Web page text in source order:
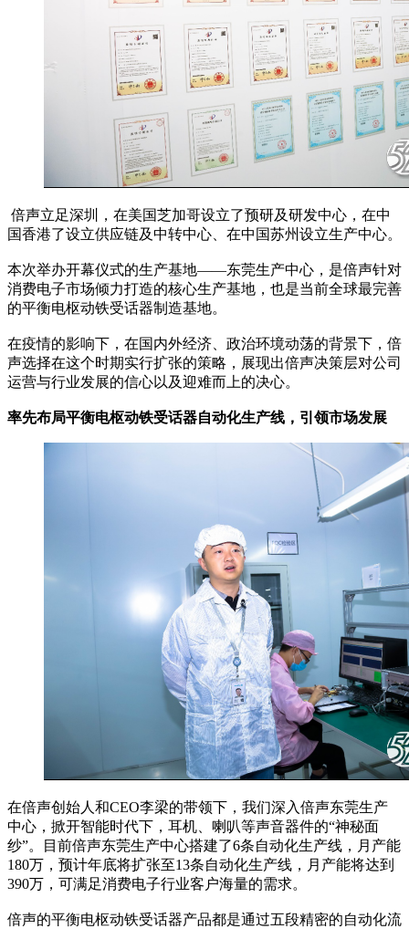
倍声立足深圳，在美国芝加哥设立了预研及研发中心，在中
国香港了设立供应链及中转中心、在中国苏州设立生产中心。
本次举办开幕仪式的生产基地——东莞生产中心，是倍声针对
消费电子市场倾力打造的核心生产基地，也是当前全球最完善
的平衡电枢动铁受话器制造基地。
在疫情的影响下，在国内外经济、政治环境动荡的背景下，倍
声选择在这个时期实行扩张的策略，展现出倍声决策层对公司
运营与行业发展的信心以及迎难而上的决心。
率先布局平衡电枢动铁受话器自动化生产线，引领市场发展
在倍声创始人和CEO李梁的带领下，我们深入倍声东莞生产
中心，掀开智能时代下，耳机、喇叭等声音器件的“神秘面
纱”。目前倍声东莞生产中心搭建了6条自动化生产线，月产能
180万，预计年底将扩张至13条自动化生产线，月产能将达到
390万，可满足消费电子行业客户海量的需求。
倍声的平衡电枢动铁受话器产品都是通过五段精密的自动化流